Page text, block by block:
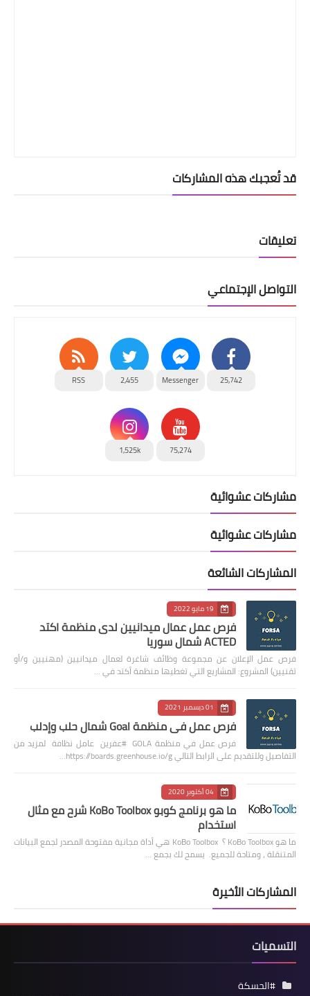
قد تُعجبك هذه المشاركات
تعليقات
التواصل الإجتماعي
25,742
Messenger
2,455
RSS
75,274
1,525k
مشاركات عشوائية
مشاركات عشوائية
المشاركات الشائعة
19 مايو 2022
فرص عمل عمال ميدانيين لدى منظمة اكتد
ACTED شمال سوريا
فرص عمل الإعلان عن مجموعة وظائف شاغرة لعمال ميدانيين (مهنيين و/أو
تقنيين) المشروع: المشاريع التي تغطيها منظمة أكتد في …
01 ديسمبر 2021
فرص عمل في منظمة Goal شمال حلب وإدلب
فرص عمل في منظمة GOLA #عفرين عامل نظافة لمزيد من
التفاصيل وللتقديم على الرابط التالي https://boards.greenhouse.io/g…
04 أكتوبر 2020
ما هو برنامج كوبو KoBo Toolbox شرح مع مثال
استخدام
ما هو KoBo Toolbox ؟ KoBo Toolbox هي أداة مجانية مفتوحة المصدر لجمع البيانات
المتنقلة ، ومتاحة للجميع. يسمح لك بجمع …
المشاركات الأخيرة
التسميات
#الحسكة